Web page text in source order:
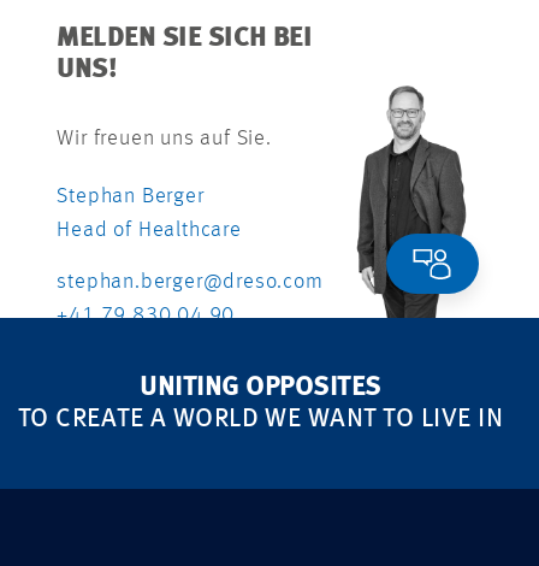
MELDEN SIE SICH BEI
UNS!
Wir freuen uns auf Sie.
Stephan Berger
Head of Healthcare
stephan.berger@dreso.com
+41 79 830 04 90
UNITING OPPOSITES
TO CREATE A WORLD WE WANT TO LIVE IN